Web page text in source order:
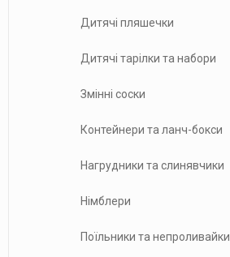
Дитячі пляшечки
Дитячі тарілки та набори
Змінні соски
Контейнери та ланч-бокси
Нагрудники та слинявчики
Німблери
Поїльники та непроливайки